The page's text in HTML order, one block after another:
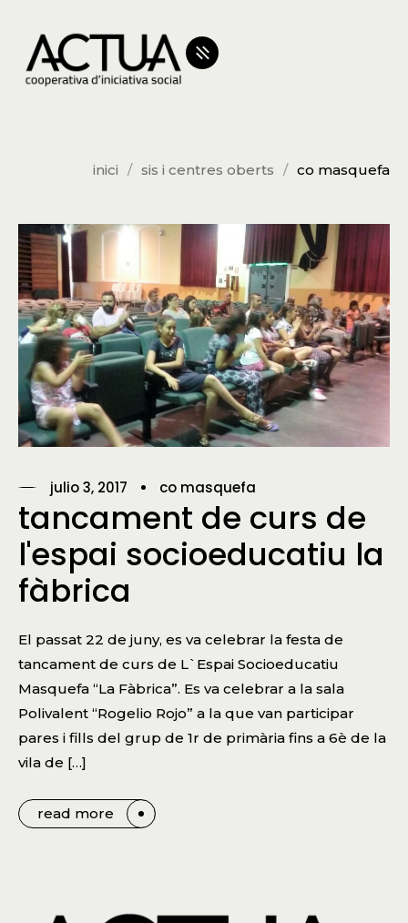
inici sis i centres oberts co masquefa
julio 3, 2017 co masquefa
tancament de curs de
l'espai socioeducatiu la
fàbrica
El passat 22 de juny, es va celebrar la festa de
tancament de curs de L`Espai Socioeducatiu
Masquefa “La Fàbrica”. Es va celebrar a la sala
Polivalent “Rogelio Rojo” a la que van participar
pares i fills del grup de 1r de primària fins a 6è de la
vila de […]
read more